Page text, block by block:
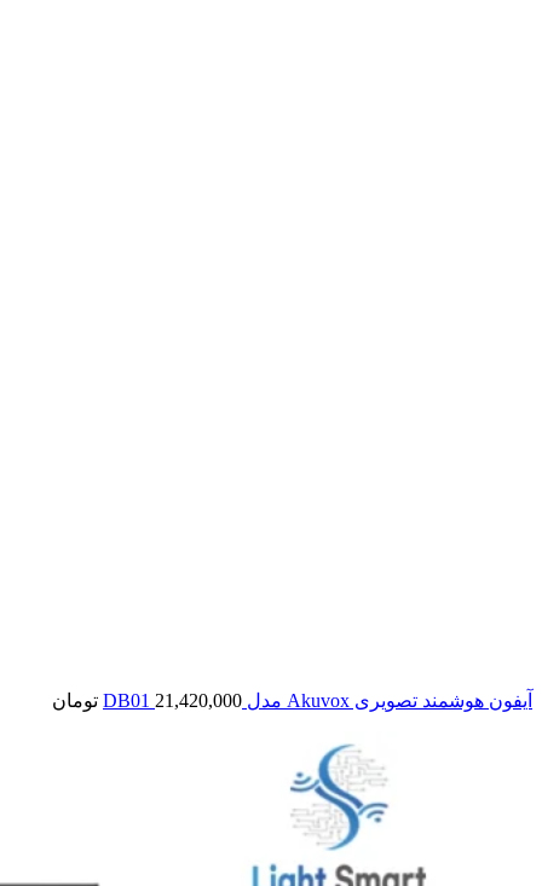
آیفون هوشمند تصویری Akuvox مدل DB01 21,420,000 تومان